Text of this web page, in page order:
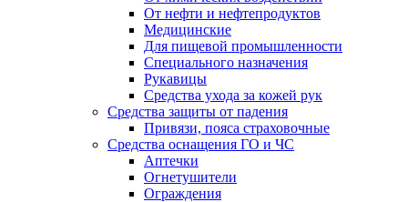
От нефти и нефтепродуктов
Медицинские
Для пищевой промышленности
Специального назначения
Рукавицы
Средства ухода за кожей рук
Средства защиты от падения
Привязи, пояса страховочные
Средства оснащения ГО и ЧС
Аптечки
Огнетушители
Ограждения